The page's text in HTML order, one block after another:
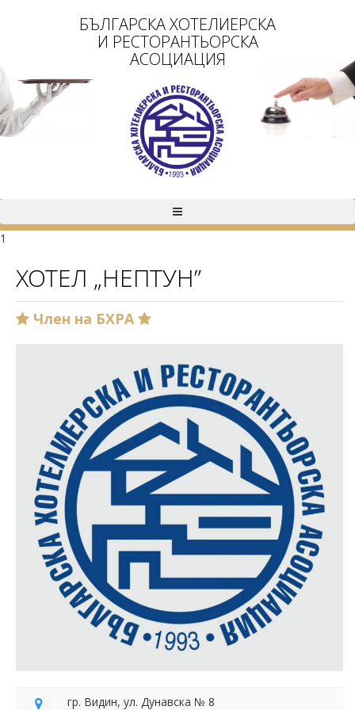
БЪЛГАРСКА ХОТЕЛИЕРСКА
И РЕСТОРАНТЬОРСКА
АСОЦИАЦИЯ
1
ХОТЕЛ „НЕПТУН”
Член на БХРА
гр. Видин, ул. Дунавска № 8